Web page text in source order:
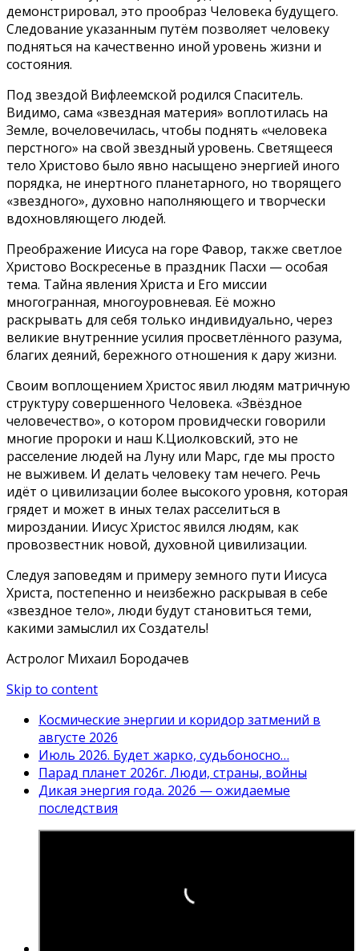
демонстрировал, это прообраз Человека будущего.
Следование указанным путём позволяет человеку
подняться на качественно иной уровень жизни и
состояния.
Под звездой Вифлеемской родился Спаситель.
Видимо, сама «звездная материя» воплотилась на
Земле, вочеловечилась, чтобы поднять «человека
перстного» на свой звездный уровень. Светящееся
тело Христово было явно насыщено энергией иного
порядка, не инертного планетарного, но творящего
«звездного», духовно наполняющего и творчески
вдохновляющего людей.
Преображение Иисуса на горе Фавор, также светлое
Христово Воскресенье в праздник Пасхи — особая
тема. Тайна явления Христа и Его миссии
многогранная, многоуровневая. Её можно
раскрывать для себя только индивидуально, через
великие внутренние усилия просветлённого разума,
благих деяний, бережного отношения к дару жизни.
Своим воплощением Христос явил людям матричную
структуру совершенного Человека. «Звёздное
человечество», о котором провидчески говорили
многие пророки и наш К.Циолковский, это не
расселение людей на Луну или Марс, где мы просто
не выживем. И делать человеку там нечего. Речь
идёт о цивилизации более высокого уровня, которая
грядет и может в иных телах расселиться в
мироздании. Иисус Христос явился людям, как
провозвестник новой, духовной цивилизации.
Следуя заповедям и примеру земного пути Иисуса
Христа, постепенно и неизбежно раскрывая в себе
«звездное тело», люди будут становиться теми,
какими замыслил их Создатель!
Астролог Михаил Бородачев
Skip to content
Космические энергии и коридор затмений в
августе 2026
Июль 2026. Будет жарко, судьбоносно…
Парад планет 2026г. Люди, страны, войны
Дикая энергия года. 2026 — ожидаемые
последствия